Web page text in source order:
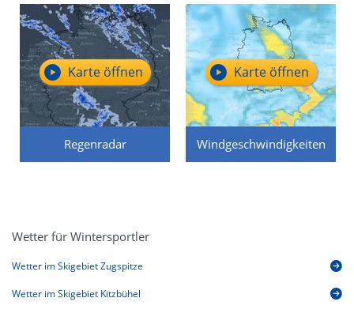
Regenradar
Karte öffnen
Windgeschwindigkeiten
Karte öffnen
Wetter für Wintersportler
Wetter im Skigebiet Zugspitze
Wetter im Skigebiet Kitzbühel